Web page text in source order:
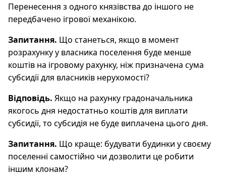
Перенесення з одного князівства до іншого не
передбачено ігрової механікою.
Запитання. Що станеться, якщо в момент
розрахунку у власника поселення буде менше
коштів на ігровому рахунку, ніж призначена сума
субсидії для власників нерухомості?
Відповідь. Якщо на рахунку градоначальника
якогось дня недостатньо коштів для виплати
субсидії, то субсидія не буде виплачена цього дня.
Запитання. Що краще: будувати будинки у своєму
поселенні самостійно чи дозволити це робити
іншим клонам?